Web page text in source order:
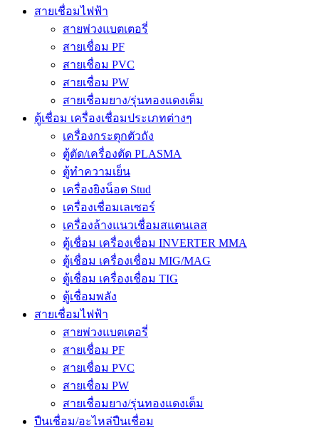
สายเชื่อมไฟฟ้า
สายพ่วงแบตเตอรี่
สายเชื่อม PF
สายเชื่อม PVC
สายเชื่อม PW
สายเชื่อมยาง/รุ่นทองแดงเต็ม
ตู้เชื่อม เครื่องเชื่อมประเภทต่างๆ
เครื่องกระตุกตัวถัง
ตู้ตัด/เครื่องตัด PLASMA
ตู้ทำความเย็น
เครื่องยิงน็อต Stud
เครื่องเชื่อมเลเซอร์
เครื่องล้างแนวเชื่อมสแตนเลส
ตู้เชื่อม เครื่องเชื่อม INVERTER MMA
ตู้เชื่อม เครื่องเชื่อม MIG/MAG
ตู้เชื่อม เครื่องเชื่อม TIG
ตู้เชื่อมพลัง
สายเชื่อมไฟฟ้า
สายพ่วงแบตเตอรี่
สายเชื่อม PF
สายเชื่อม PVC
สายเชื่อม PW
สายเชื่อมยาง/รุ่นทองแดงเต็ม
ปืนเชื่อม/อะไหล่ปืนเชื่อม